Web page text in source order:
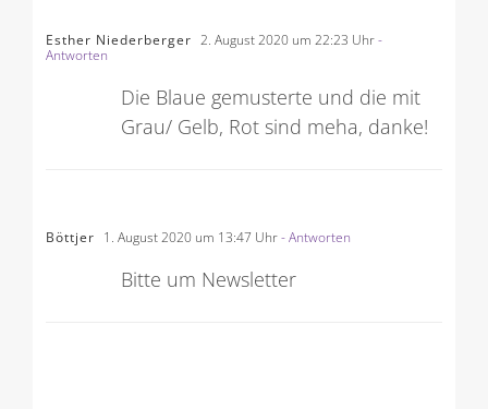
Esther Niederberger 2. August 2020 um 22:23 Uhr-
Antworten
Die Blaue gemusterte und die mit
Grau/ Gelb, Rot sind meha, danke!
Böttjer 1. August 2020 um 13:47 Uhr- Antworten
Bitte um Newsletter